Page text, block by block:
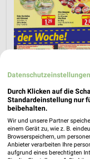
Nächste Filiale
E-Center
Datenschutzeinstellungen
Durch Klicken auf die
Standardeinstellung nur
beibehalten.
Wir und unsere Partner
einem Gerät zu, wie z. B.
Browserspeichern, um
Anbieter verarbeiten Ihre
aufgrund eines berechtigten